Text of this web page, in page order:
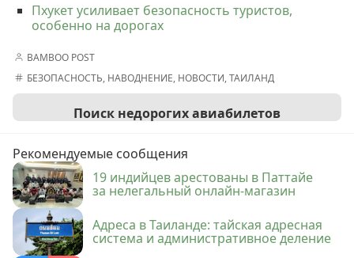
Пхукет усиливает безопасность туристов,
особенно на дорогах
BAMBOO POST
БЕЗОПАСНОСТЬ, НАВОДНЕНИЕ, НОВОСТИ,ТАИЛАНД
Поиск недорогих авиабилетов
Рекомендуемые сообщения
19 индийцев арестованы в Паттайе
за нелегальный онлайн-магазин
Адреса в Таиланде: тайская адресная
система и административное деление